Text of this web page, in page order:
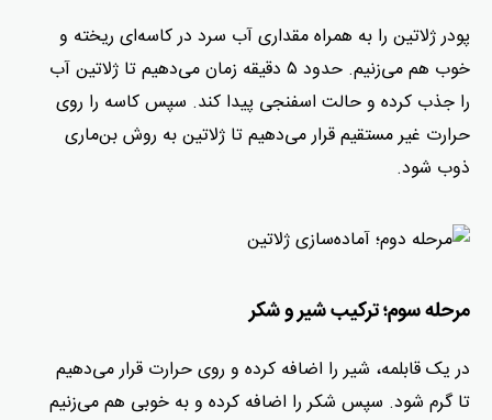
پودر ژلاتین را به همراه مقداری آب سرد در کاسه‌ای ریخته و
خوب هم می‌زنیم. حدود ۵ دقیقه زمان می‌دهیم تا ژلاتین آب
را جذب کرده و حالت اسفنجی پیدا کند. سپس کاسه را روی
حرارت غیر مستقیم قرار می‌دهیم تا ژلاتین به روش بن‌ماری
ذوب شود.
مرحله سوم؛ ترکیب شیر و شکر
در یک قابلمه، شیر را اضافه کرده و روی حرارت قرار می‌دهیم
تا گرم شود. سپس شکر را اضافه کرده و به خوبی هم می‌زنیم